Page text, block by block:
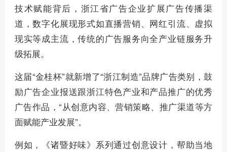
技术赋能背后，浙江省广告企业扩展广告传播渠
道，数字化展现形式如直播营销、网红引流、虚拟
现实等成主流，传统的广告服务向全产业链服务升
级拓展。
这届“金桂杯”就新增了“浙江制造”品牌广告类别，鼓
励广告企业报送跟浙江特色产业和产品推广的优秀
广告作品，“从创意内容、营销策略、推广渠道等方
面赋能产业发展”。
例如，《诸暨好味》系列通过创意设计，帮助当地